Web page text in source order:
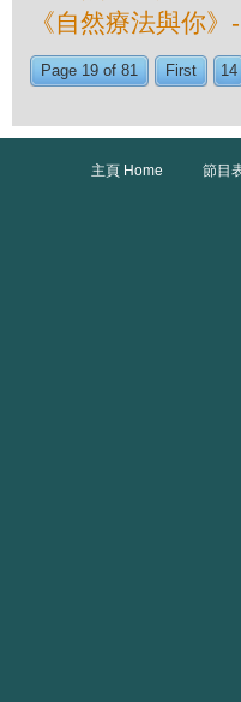
《自然療法與你
Page 19 of 81 First 14
主頁 Home 節目